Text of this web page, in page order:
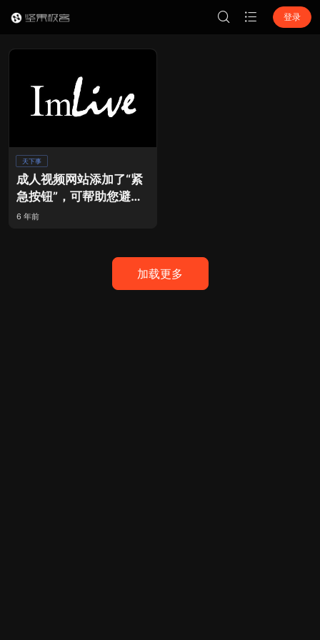
登录
天下事
成人视频网站添加了“紧
急按钮”，可帮助您避免
尴尬！
6 年前
加载更多